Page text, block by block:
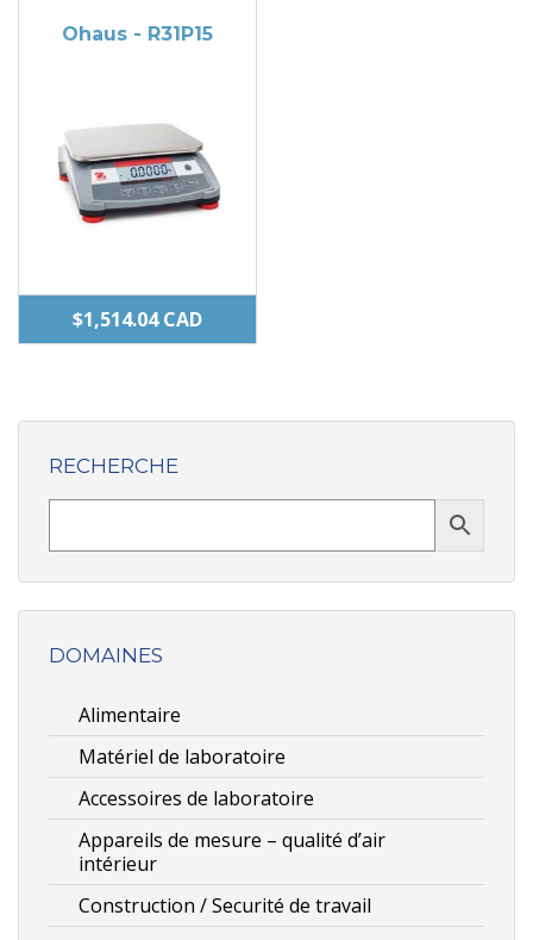
peuvent
être
choisies
page
Ohaus - R31P15
$1,514.04CAD
RECHERCHE
DOMAINES
Alimentaire
Matériel de laboratoire
Accessoires de laboratoire
Appareils de mesure – qualité d’air
intérieur
Construction / Securité de travail